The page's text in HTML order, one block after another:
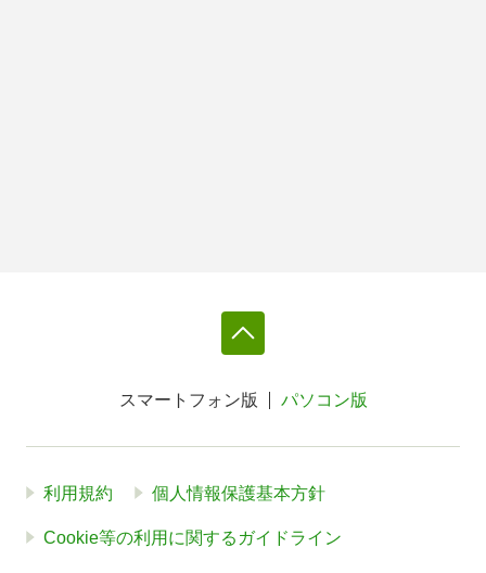
スマートフォン版 パソコン版
利用規約 個人情報保護基本方針
Cookie等の利用に関するガイドライン